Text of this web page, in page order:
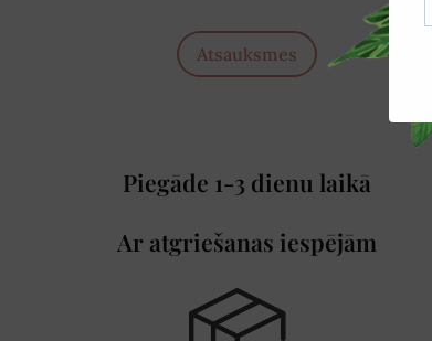
Atsauksmes
Piegāde 1-3 dienu laikā
Ar atgriešanas iespējām